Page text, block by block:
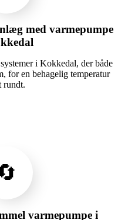
med varmepumpe
i Kokkedal, der både
for en behagelig temperatur
rundt.
varmepumpe i